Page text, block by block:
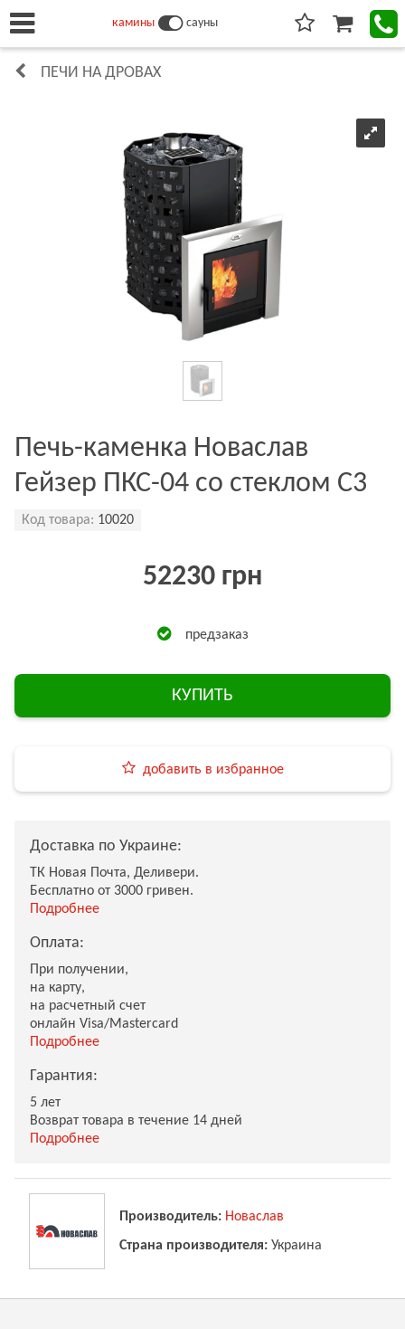
камины сауны
ПЕЧИ НА ДРОВАХ
Печь-каменка Новаслав
Гейзер ПКС-04 со стеклом С3
Код товара: 10020
52230 грн
предзаказ
КУПИТЬ
добавить в избранное
Доставка по Украине:
ТК Новая Почта, Деливери.
Бесплатно от 3000 гривен.
Подробнее
Оплата:
При получении,
на карту,
на расчетный счет
онлайн Visa/Mastercard
Подробнее
Гарантия:
5 лет
Возврат товара в течение 14 дней
Подробнее
Производитель: Новаслав
Страна производителя: Украина